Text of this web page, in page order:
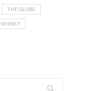
THE GLOBE
WHISKY